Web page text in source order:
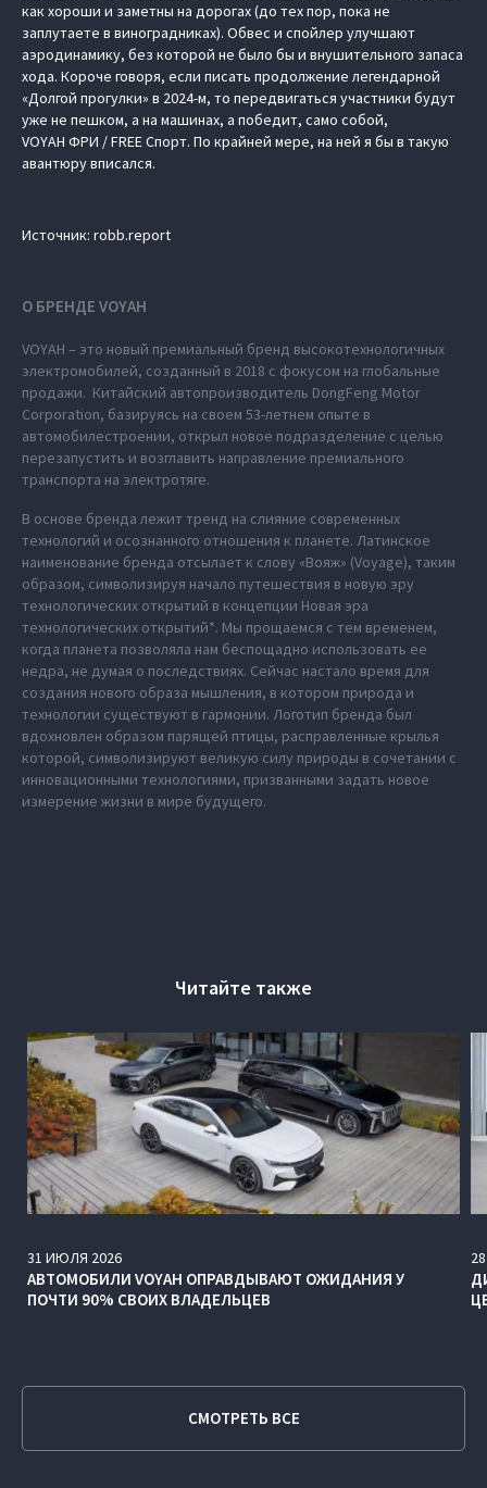
как хороши и заметны на дорогах (до тех пор, пока не
заплутаете в виноградниках). Обвес и спойлер улучшают
аэродинамику, без которой не было бы и внушительного запаса
хода. Короче говоря, если писать продолжение легендарной
«Долгой прогулки» в 2024-м, то передвигаться участники будут
уже не пешком, а на машинах, а победит, само собой,
VOYAH ФРИ / FREE Спорт. По крайней мере, на ней я бы в такую
авантюру вписался.
Источник: robb.report
О БРЕНДЕ VOYAH
VOYAH – это новый премиальный бренд высокотехнологичных
электромобилей, созданный в 2018 с фокусом на глобальные
продажи. Китайский автопроизводитель DongFeng Motor
Corporation, базируясь на своем 53-летнем опыте в
автомобилестроении, открыл новое подразделение с целью
перезапустить и возглавить направление премиального
транспорта на электротяге.
В основе бренда лежит тренд на слияние современных
технологий и осознанного отношения к планете. Латинское
наименование бренда отсылает к слову «Вояж» (Voyage), таким
образом, символизируя начало путешествия в новую эру
технологических открытий в концепции Новая эра
технологических открытий*. Мы прощаемся с тем временем,
когда планета позволяла нам беспощадно использовать ее
недра, не думая о последствиях. Сейчас настало время для
создания нового образа мышления, в котором природа и
технологии существуют в гармонии. Логотип бренда был
вдохновлен образом парящей птицы, расправленные крылья
которой, символизируют великую силу природы в сочетании с
инновационными технологиями, призванными задать новое
измерение жизни в мире будущего.
Читайте также
31 ИЮЛЯ 2026
АВТОМОБИЛИ VOYAH ОПРАВДЫВАЮТ ОЖИДАНИЯ У
ПОЧТИ 90% СВОИХ ВЛАДЕЛЬЦЕВ
28
СМОТРЕТЬ ВСЕ